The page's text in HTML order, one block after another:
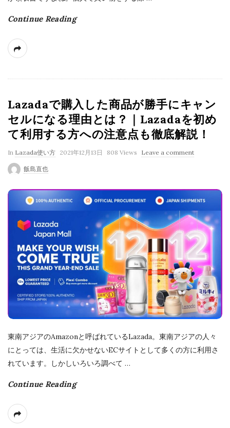
Continue Reading
Lazadaで購入した商品が勝手にキャン
セルになる理由とは？｜Lazadaを初め
て利用する方への注意点も徹底解説！
In Lazada使い方 P
l
h
D
t
2021年12月13日 808 Views Leave a comment
飯島直也
東南アジアのAmazonと呼ばれているLazada。東南アジアの人々
にとっては、生活に欠かせないECサイトとして多くの方に利用さ
れています。しかしいろいろ調べて …
Continue Reading